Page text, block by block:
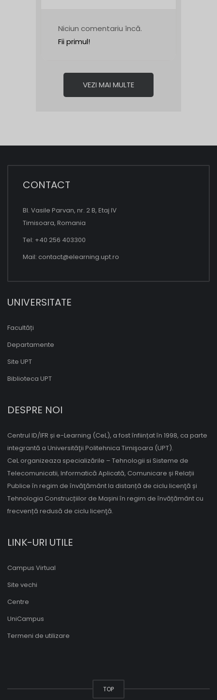
Niciun comentariu încă.
Fii primul!
VEZI MAI MULTE
CONTACT
Bl. Vasile Parvan, nr. 2 B, Etaj IV
Timisoara, Romania
Tel: +40 256 403300
Mail: contact@elearning.upt.ro
UNIVERSITATE
Facultăți
Departamente
Site UPT
Biblioteca UPT
DESPRE NOI
Centrul ID/IFR și e-Learning (CeL), a fost înființat în 1998, ca parte
integrantă a Universităţii Politehnica Timişoara (UPT).
CeL organizeaza specializările – Tehnologii si Sisteme de
Telecomunicatii, Informatică Aplicată, Comunicare și Relații
Publice în regim de învăţământ la distanță de ciclu licenţă și
Tehnologia Construcțiilor de Mașini în regim de învățământ cu
frecvență redusă de ciclu licenţă.
LINK-URI UTILE
Campus Virtual
Site vechi
Centre
UniCampus
Termeni de utilizare
TOP